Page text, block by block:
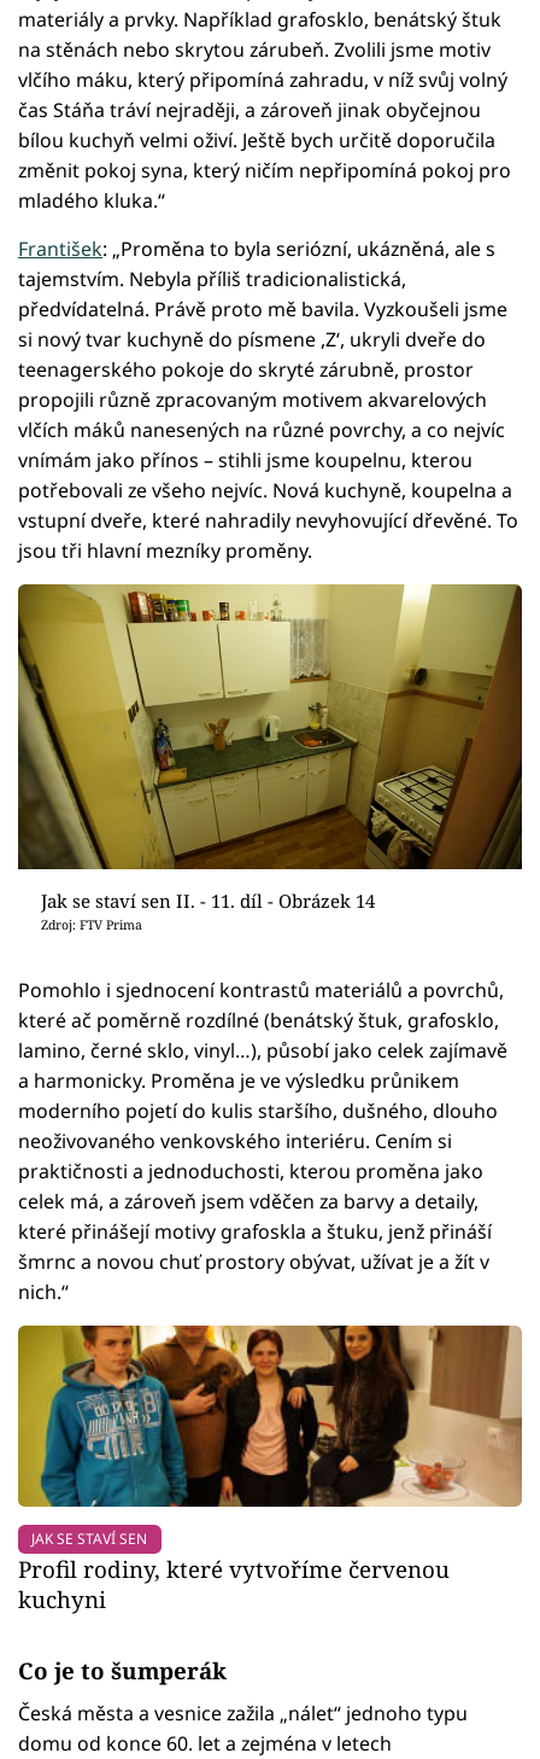
materiály a prvky. Například grafosklo, benátský štuk
na stěnách nebo skrytou zárubeň. Zvolili jsme motiv
vlčího máku, který připomíná zahradu, v níž svůj volný
čas Stáňa tráví nejraději, a zároveň jinak obyčejnou
bílou kuchyň velmi oživí. Ještě bych určitě doporučila
změnit pokoj syna, který ničím nepřipomíná pokoj pro
mladého kluka.“
František: „Proměna to byla seriózní, ukázněná, ale s
tajemstvím. Nebyla příliš tradicionalistická,
předvídatelná. Právě proto mě bavila. Vyzkoušeli jsme
si nový tvar kuchyně do písmene ,Z‘, ukryli dveře do
teenagerského pokoje do skryté zárubně, prostor
propojili různě zpracovaným motivem akvarelových
vlčích máků nanesených na různé povrchy, a co nejvíc
vnímám jako přínos – stihli jsme koupelnu, kterou
potřebovali ze všeho nejvíc. Nová kuchyně, koupelna a
vstupní dveře, které nahradily nevyhovující dřevěné. To
jsou tři hlavní mezníky proměny.
Jak se staví sen II. - 11. díl - Obrázek 14
Zdroj: FTV Prima
Pomohlo i sjednocení kontrastů materiálů a povrchů,
které ač poměrně rozdílné (benátský štuk, grafosklo,
lamino, černé sklo, vinyl…), působí jako celek zajímavě
a harmonicky. Proměna je ve výsledku průnikem
moderního pojetí do kulis staršího, dušného, dlouho
neoživovaného venkovského interiéru. Cením si
praktičnosti a jednoduchosti, kterou proměna jako
celek má, a zároveň jsem vděčen za barvy a detaily,
které přinášejí motivy grafoskla a štuku, jenž přináší
šmrnc a novou chuť prostory obývat, užívat je a žít v
nich.“
JAK SE STAVÍ SEN
Profil rodiny, které vytvoříme červenou
kuchyni
Co je to šumperák
Česká města a vesnice zažila „nálet“ jednoho typu
domu od konce 60. let a zejména v letech